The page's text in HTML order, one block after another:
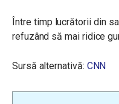
Între timp lucrătorii din
refuzând să mai ridice
Sursă alternativă: CNN